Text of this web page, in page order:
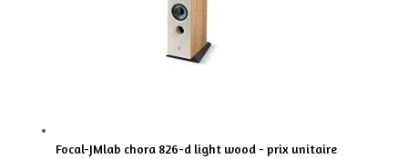
Focal-JMlab chora 826-d light wood - prix unitaire